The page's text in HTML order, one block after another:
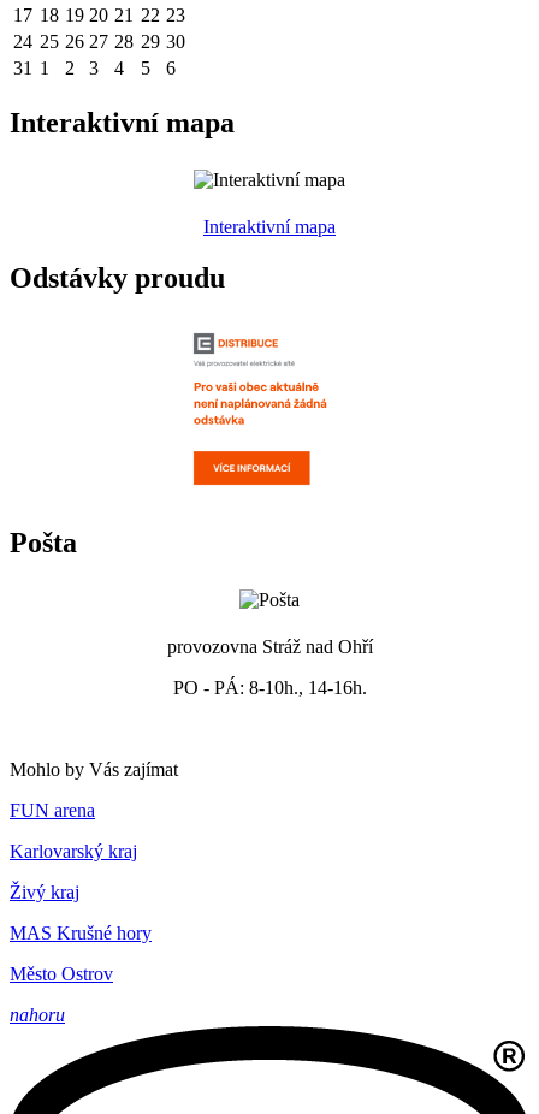
17 18 19 20 21 22 23
24 25 26 27 28 29 30
31 1 2 3 4 5 6
Interaktivní mapa
Interaktivní mapa
Odstávky proudu
Pošta
provozovna Stráž nad Ohří
PO - PÁ: 8-10h., 14-16h.
Mohlo by Vás zajímat
FUN arena
Karlovarský kraj
Živý kraj
MAS Krušné hory
Město Ostrov
nahoru